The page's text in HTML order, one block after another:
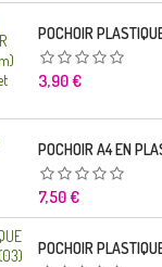
Prix
3,90 €
Prix
7,50 €